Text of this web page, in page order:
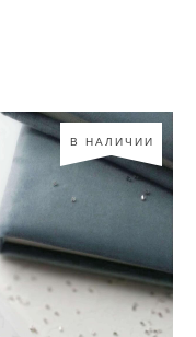
В НАЛИЧИИ